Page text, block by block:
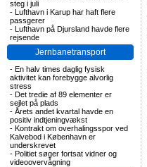
steg i juli
- Lufthavn i Karup har haft flere
passgerer
- Lufthavn på Djursland havde flere
rejsende
Jernbanetransport
- En halv times daglig fysisk
aktivitet kan forebygge alvorlig
stress
- Det tredie af 89 elementer er
sejlet på plads
- Årets andet kvartal havde en
positiv indtjeningvækst
- Kontrakt om overhalingsspor ved
Kalvebod i København er
underskrevet
- Politiet søger fortsat vidner og
videoovervågning